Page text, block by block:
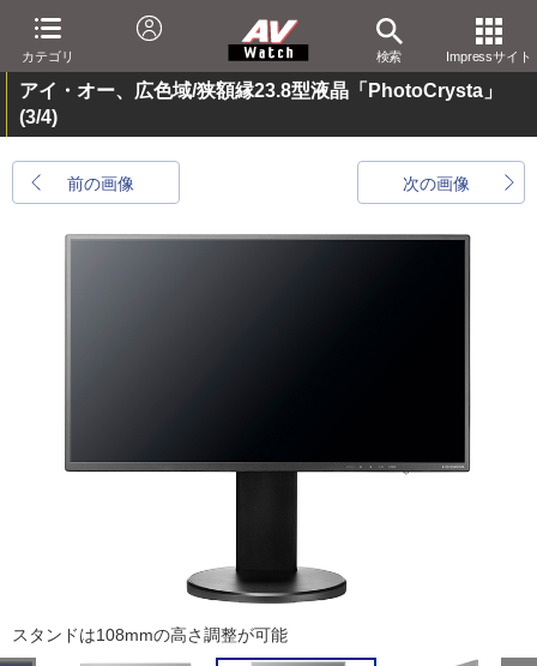
カテゴリ 検索 Impressサイト
アイ・オー、広色域/狭額縁23.8型液晶「PhotoCrysta」
(3/4)
前の画像 次の画像
スタンドは108mmの高さ調整が可能